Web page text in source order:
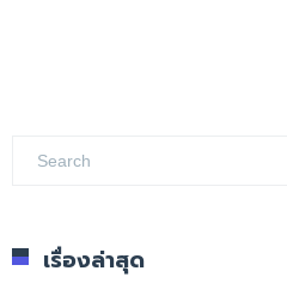
เรื่องล่าสุด